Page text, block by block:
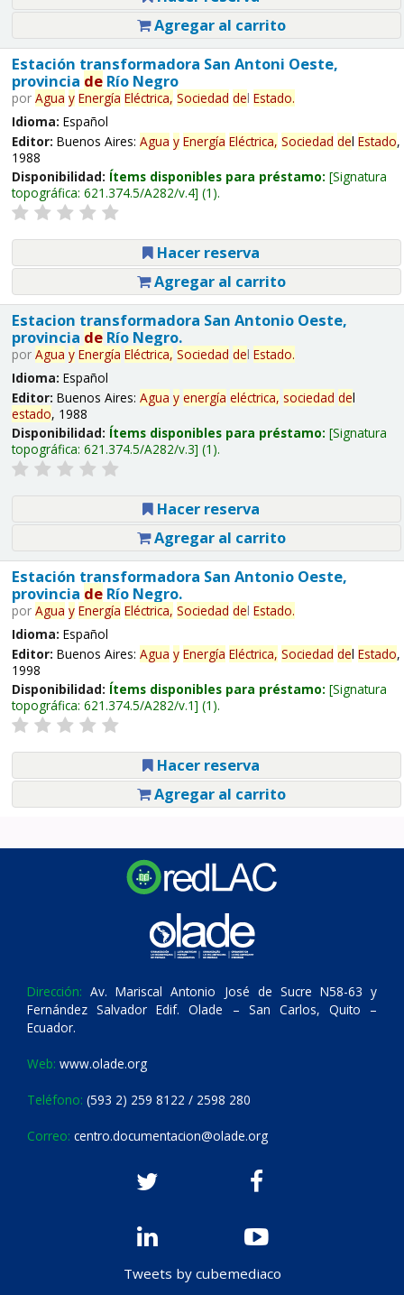
Agregar al carrito
Estación transformadora San Antoni Oeste,
provincia deRío Negro
por Agua y Energía Eléctrica, Sociedad del Estado.
Idioma: Español
Editor: Buenos Aires: Agua y Energía Eléctrica, Sociedad del Estado,
1988
Disponibilidad: Ítems disponibles para préstamo: Signatura
topográfica: 621.374.5/A282/v.4 (1).
Hacer reserva
Agregar al carrito
Estacion transformadora San Antonio Oeste,
provincia deRío Negro.
por Agua y Energía Eléctrica, Sociedad del Estado.
Idioma: Español
Editor: Buenos Aires: Agua y energía eléctrica, sociedad del
estado, 1988
Disponibilidad: Ítems disponibles para préstamo: Signatura
topográfica: 621.374.5/A282/v.3 (1).
Hacer reserva
Agregar al carrito
Estación transformadora San Antonio Oeste,
provincia deRío Negro.
por Agua y Energía Eléctrica, Sociedad del Estado.
Idioma: Español
Editor: Buenos Aires: Agua y Energía Eléctrica, Sociedad del Estado,
1998
Disponibilidad: Ítems disponibles para préstamo: Signatura
topográfica: 621.374.5/A282/v.1 (1).
Hacer reserva
Agregar al carrito
Dirección: Av. Mariscal Antonio José de Sucre N58-63 y
Fernández Salvador Edif. Olade – San Carlos, Quito –
Ecuador.
Web: www.olade.org
Teléfono: (593 2) 259 8122 / 2598 280
Correo: centro.documentacion@olade.org
Tweets by cubemediaco